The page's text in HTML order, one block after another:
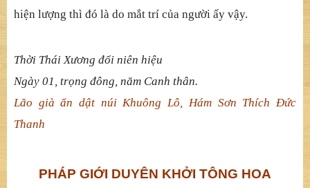
hiện lượng thì đó là do mắt trí của người ấy vậy.
Thời Thái Xương đổi niên hiệu
Ngày 01, trọng đông, năm Canh thân.
Lão già ẩn dật núi Khuông Lô, Hám Sơn Thích Đức
Thanh
PHÁP GIỚI DUYÊN KHỞI TÔNG HOA